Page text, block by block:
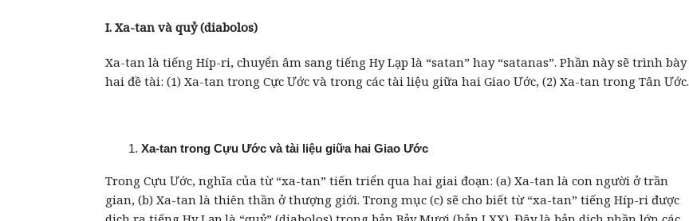
I. Xa-tan và quỷ (diabolos)
Xa-tan là tiếng Híp-ri, chuyển âm sang tiếng Hy Lạp là “satan” hay “satanas”. Phần này sẽ trình bày
hai đề tài: (1) Xa-tan trong Cực Ước và trong các tài liệu giữa hai Giao Ước, (2) Xa-tan trong Tân Ước.
Xa-tan trong Cựu Ước và tài liệu giữa hai Giao Ước
Trong Cựu Ước, nghĩa của từ “xa-tan” tiến triển qua hai giai đoạn: (a) Xa-tan là con người ở trần
gian, (b) Xa-tan là thiên thần ở thượng giới. Trong mục (c) sẽ cho biết từ “xa-tan” tiếng Híp-ri được